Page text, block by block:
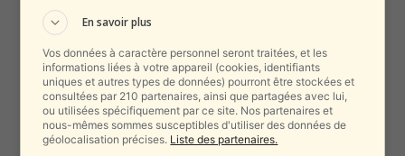
En savoir plus
Vos données à caractère personnel seront traitées, et les
informations liées à votre appareil (cookies, identifiants
uniques et autres types de données) pourront être stockées et
consultées par 210 partenaires, ainsi que partagées avec lui,
ou utilisées spécifiquement par ce site. Nos partenaires et
nous-mêmes sommes susceptibles d'utiliser des données de
géolocalisation précises. Liste des partenaires.